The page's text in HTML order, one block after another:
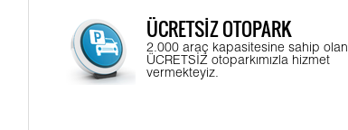
ÜCRETSİZ OTOPARK
2.000 araç kapasitesine sahip olan
ÜCRETSİZ otoparkımızla hizmet
vermekteyiz.